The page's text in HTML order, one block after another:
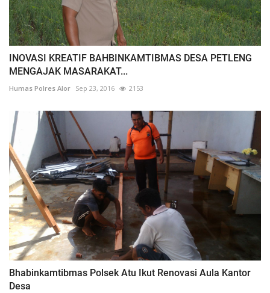
INOVASI KREATIF BAHBINKAMTIBMAS DESA PETLENG
MENGAJAK MASARAKAT...
Humas Polres Alor Sep 23, 2016 2153
Bhabinkamtibmas Polsek Atu Ikut Renovasi Aula Kantor
Desa